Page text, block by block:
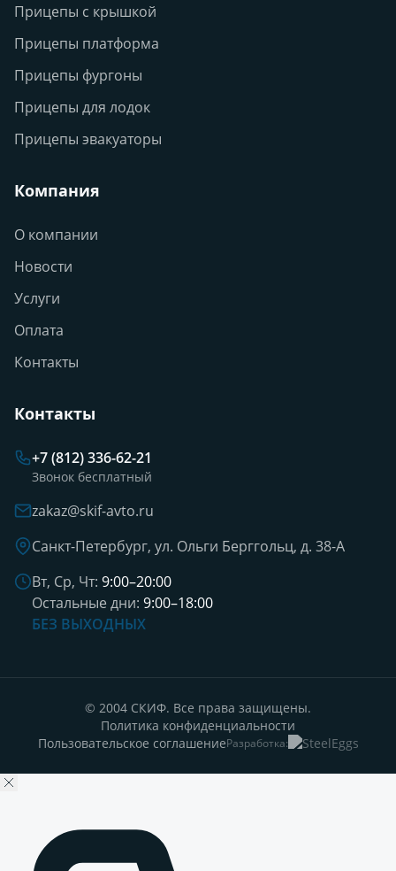
Прицепы с крышкой
Прицепы платформа
Прицепы фургоны
Прицепы для лодок
Прицепы эвакуаторы
Компания
О компании
Новости
Услуги
Оплата
Контакты
Контакты
+7 (812) 336-62-21
Звонок бесплатный
zakaz@skif-avto.ru
Санкт-Петербург, ул. Ольги Берггольц, д. 38-А
Вт, Ср, Чт: 9:00–20:00
Остальные дни: 9:00–18:00
БЕЗ ВЫХОДНЫХ
© 2004 СКИФ. Все права защищены.
Политика конфиденциальности
Пользовательское соглашениеРазработка: